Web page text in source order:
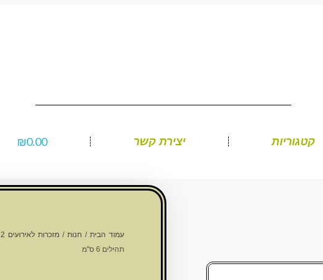
קטגוריות יצירת קשר ₪0.00
עמוד הבית / חנות /מזכרות לאירועים 2
תהילים 6 ס"מ